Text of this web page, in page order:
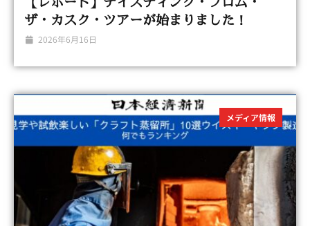
ザ・カスク・ツアーが始まりました！
2026年6月16日
メディア情報